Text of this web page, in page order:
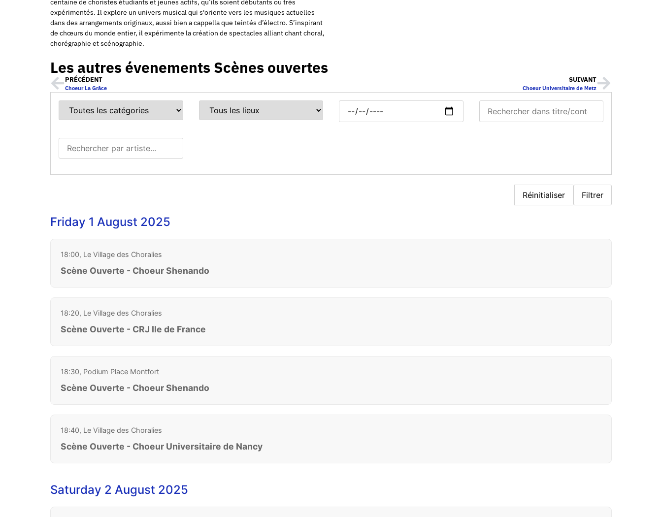
centaine de choristes étudiants et jeunes actifs, qu’ils soient débutants ou très
expérimentés. Il explore un univers musical qui s'oriente vers les musiques actuelles
dans des arrangements originaux, aussi bien a cappella que teintés d’électro. S’inspirant
de chœurs du monde entier, il expérimente la création de spectacles alliant chant choral,
chorégraphie et scénographie.
Les autres évenements Scènes ouvertes
PRÉCÉDENT
Choeur La Grâce
SUIVANT
Choeur Universitaire de Metz
Réinitialiser Filtrer
Friday 1 August 2025
18:00, Le Village des Choralies
Scène Ouverte - Choeur Shenando
18:20, Le Village des Choralies
Scène Ouverte - CRJ Ile de France
18:30, Podium Place Montfort
Scène Ouverte - Choeur Shenando
18:40, Le Village des Choralies
Scène Ouverte - Choeur Universitaire de Nancy
Saturday 2 August 2025